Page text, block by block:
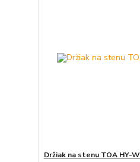
Držiak na stenu TOA HY-